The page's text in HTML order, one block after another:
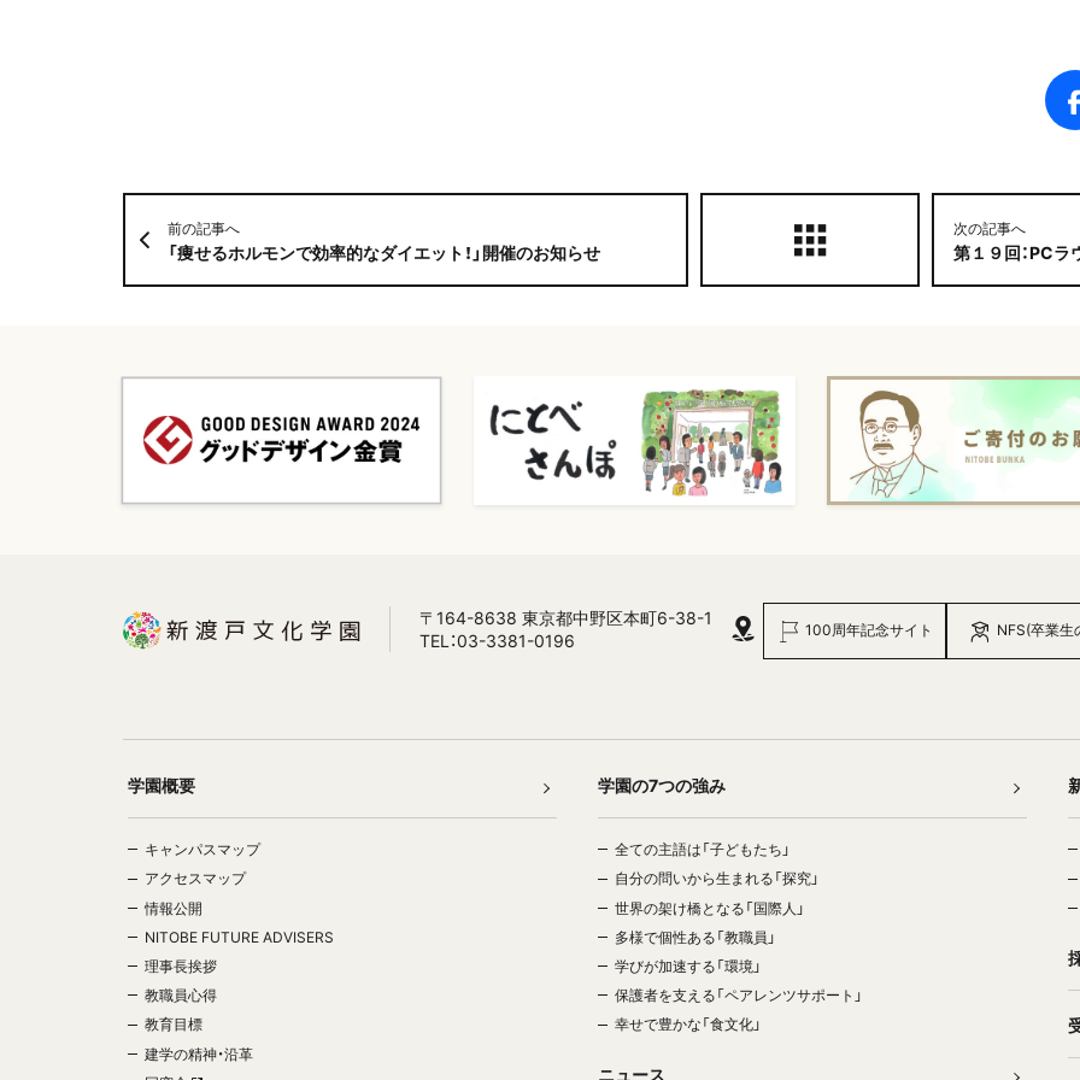
前の記事へ
「痩せるホルモンで効率的なダイエット！」開催のお知らせ
次の記事へ
第１９回：PCラ
〒164-8638 東京都中野区本町6-38-1
TEL：03-3381-0196
100周年記念サイト NFS(卒業生
学園概要
キャンパスマップ
アクセスマップ
情報公開
NITOBE FUTURE ADVISERS
理事長挨拶
教職員心得
教育目標
建学の精神・沿革
学園の7つの強み
全ての主語は「子どもたち」
自分の問いから生まれる「探究」
世界の架け橋となる「国際人」
多様で個性ある「教職員」
学びが加速する「環境」
保護者を支える「ペアレンツサポート」
幸せで豊かな「食文化」
ニュース